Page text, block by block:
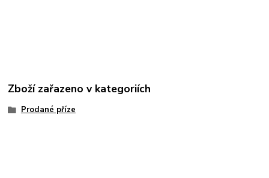
Zboží zařazeno v kategoriích
Prodané příze